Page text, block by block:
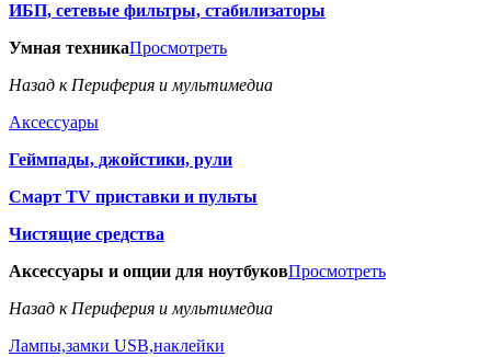
ИБП, сетевые фильтры, стабилизаторы
Умная техникаПросмотреть
Назад к Периферия и мультимедиа
Аксессуары
Геймпады, джойстики, рули
Смарт TV приставки и пульты
Чистящие средства
Аксессуары и опции для ноутбуковПросмотреть
Назад к Периферия и мультимедиа
Лампы,замки USB,наклейки